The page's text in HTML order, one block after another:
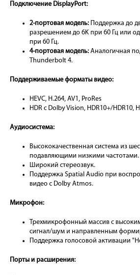
Подключение DisplayPort:
2-портовая модель: Поддержка до
разрешением до 6K при 60 Гц или
при 60 Гц.
4-портовая модель: Аналогичная
Thunderbolt 4.
Поддерживаемые форматы видео:
HEVC, H.264, AV1, ProRes
HDR с Dolby Vision, HDR10+/HDR10,
Аудиосистема:
Высококачественная система из
подавляющими низкими частотами.
Широкий стереозвук.
Поддержка Spatial Audio при
видео с Dolby Atmos.
Микрофон:
Трехмикрофонный массив с
сигнал/шум и направленным
Поддержка голосовой активации
Порты и расширения: